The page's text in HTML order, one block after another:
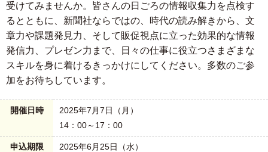
受けてみませんか。皆さんの日ごろの情報収集力を点検す
るとともに、新聞社ならではの、時代の読み解きから、文
章力や課題発見力、そして販促視点に立った効果的な情報
発信力、プレゼン力まで、日々の仕事に役立つさまざまな
スキルを身に着けるきっかけにしてください。多数のご参
加をお待ちしています。
開催日時
2025年7月7日（月）
14：00～17：00
申込期限 2025年6月25日（水）